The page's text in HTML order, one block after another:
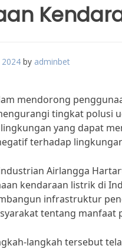
by adminbet
mendorong
tingkat polusi
yang dapat
terhadap
Airlangga
kendaraan listrik di
infrastruktur
tentang
langkah tersebut